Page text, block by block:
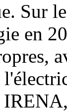
Sur
en